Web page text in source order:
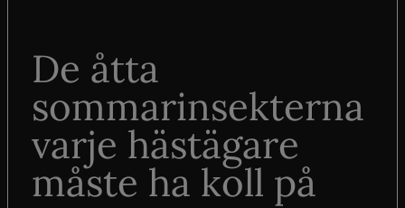
De åtta
sommarinsekterna
varje hästägare
måste ha koll på